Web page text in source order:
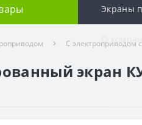
Экраны
С электроприводом
экран